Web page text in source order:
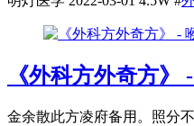
《外科方外奇方》
金余散此方凌府备用。照分